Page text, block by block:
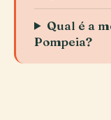
Qual é a
Pompeia?